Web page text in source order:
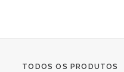
TODOS OS PRODUTOS